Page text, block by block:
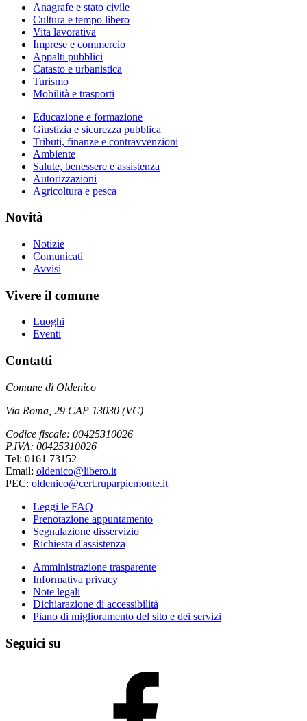
Anagrafe e stato civile
Cultura e tempo libero
Vita lavorativa
Imprese e commercio
Appalti pubblici
Catasto e urbanistica
Turismo
Mobilità e trasporti
Educazione e formazione
Giustizia e sicurezza pubblica
Tributi, finanze e contravvenzioni
Ambiente
Salute, benessere e assistenza
Autorizzazioni
Agricoltura e pesca
Novità
Notizie
Comunicati
Avvisi
Vivere il comune
Luoghi
Eventi
Contatti
Comune di Oldenico
Via Roma, 29 CAP 13030 (VC)
Codice fiscale: 00425310026
P.IVA: 00425310026
Tel: 0161 73152
Email: oldenico@libero.it
PEC: oldenico@cert.ruparpiemonte.it
Leggi le FAQ
Prenotazione appuntamento
Segnalazione disservizio
Richiesta d'assistenza
Amministrazione trasparente
Informativa privacy
Note legali
Dichiarazione di accessibilità
Piano di miglioramento del sito e dei servizi
Seguici su